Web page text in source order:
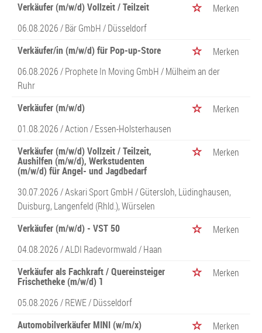
Verkäufer (m/w/d) Vollzeit / Teilzeit
Merken
06.08.2026 /Bär GmbH/ Düsseldorf
Verkäufer/in (m/w/d) für Pop-up-Store
Merken
06.08.2026 /Prophete In Moving GmbH/ Mülheim an der
Ruhr
Verkäufer (m/w/d)
Merken
01.08.2026 /Action/ Essen-Holsterhausen
Verkäufer (m/w/d) Vollzeit / Teilzeit,
Aushilfen (m/w/d), Werkstudenten
(m/w/d) für Angel- und Jagdbedarf
Merken
30.07.2026 /Askari Sport GmbH/ Gütersloh, Lüdinghausen,
Duisburg, Langenfeld (Rhld.), Würselen
Verkäufer (m/w/d) - VST 50
Merken
04.08.2026 /ALDI Radevormwald/ Haan
Verkäufer als Fachkraft / Quereinsteiger
Frischetheke (m/w/d) 1
Merken
05.08.2026 /REWE/ Düsseldorf
Automobilverkäufer MINI (w/m/x)
Merken